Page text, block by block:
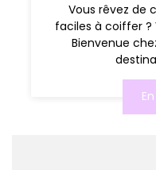
Vous rêvez de
faciles à coiffer ?
Bienvenue